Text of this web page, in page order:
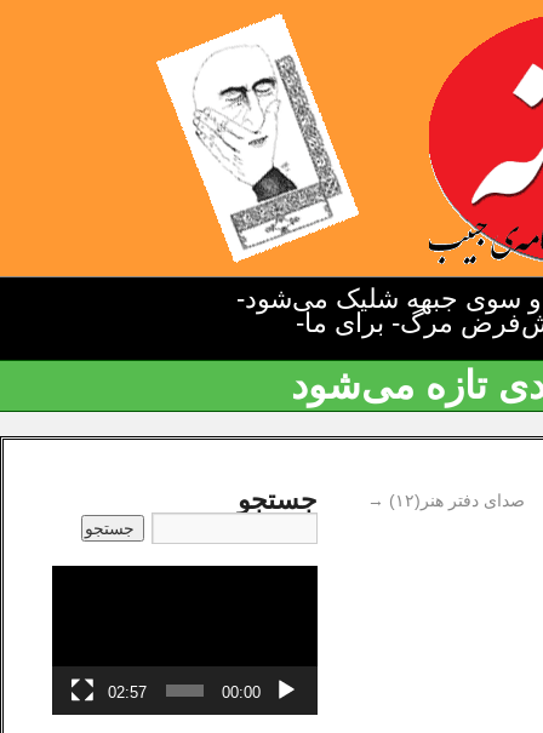
سوی جبهه شلیک می‌شود-
مرگ- برای ما-
تازه می‌شود
صدای دفتر هنر(۱۲) → جستجو
00:00
02:57